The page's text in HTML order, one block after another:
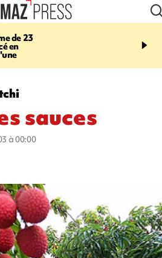
de 23
en
21:08
et Turquie scellent un
sauces
à 00:00